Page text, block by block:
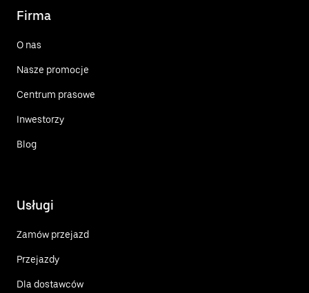
Firma
O nas
Nasze promocje
Centrum prasowe
Inwestorzy
Blog
Usługi
Zamów przejazd
Przejazdy
Dla dostawców